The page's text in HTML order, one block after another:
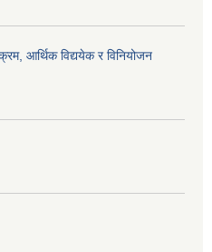
आर्थिक विद्ययेक र विनियोजन